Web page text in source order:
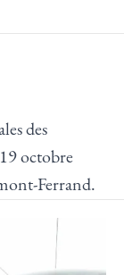
des
octobre
Ferrand.